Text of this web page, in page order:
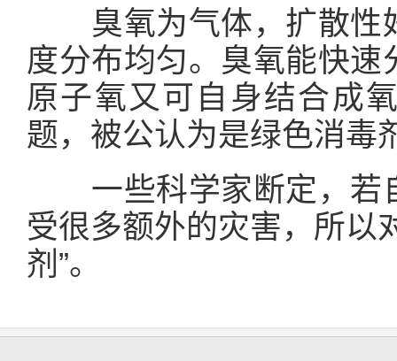
臭氧为气体，扩散性
度分布均匀。臭氧能快
原子氧又可自身结合成
题，被公认为是绿色消毒
一些科学家断定，若
受很多额外的灾害，所以
剂”。